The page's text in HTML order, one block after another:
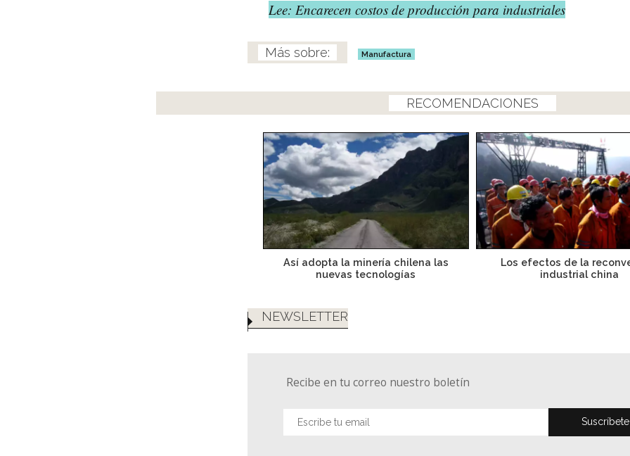
Lee: Encarecen costos de producción para industriales
Manufactura
RECOMENDACIONES
Así adopta la minería chilena las
nuevas tecnologías
Los efectos de la
industrial china
NEWSLETTER
Recibe en tu correo nuestro boletín